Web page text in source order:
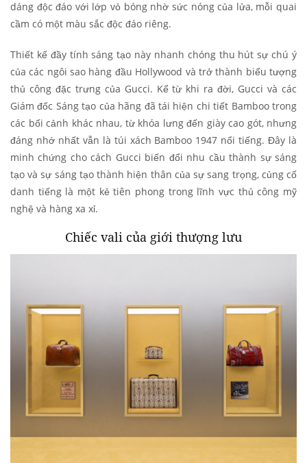
dáng độc đáo với lớp vỏ bóng nhờ sức nóng của lửa, mỗi quai
cầm có một màu sắc độc đáo riêng.
Thiết kế đầy tính sáng tạo này nhanh chóng thu hút sự chú ý
của các ngôi sao hàng đầu Hollywood và trở thành biểu tượng
thủ công đặc trưng của Gucci. Kể từ khi ra đời, Gucci và các
Giám đốc Sáng tạo của hãng đã tái hiện chi tiết Bamboo trong
các bối cảnh khác nhau, từ khóa lưng đến giày cao gót, nhưng
đáng nhớ nhất vẫn là túi xách Bamboo 1947 nổi tiếng. Đây là
minh chứng cho cách Gucci biến đổi nhu cầu thành sự sáng
tạo và sự sáng tạo thành hiện thân của sự sang trọng, củng cố
danh tiếng là một kẻ tiên phong trong lĩnh vực thủ công mỹ
nghệ và hàng xa xỉ.
Chiếc vali của giới thượng lưu